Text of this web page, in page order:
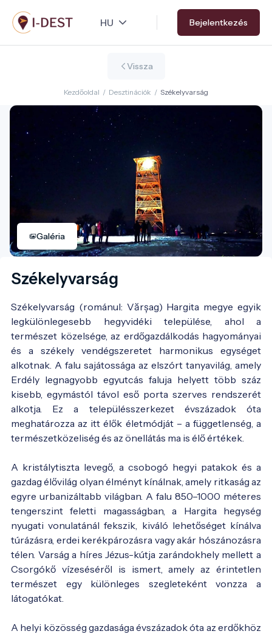
Ugrás
a
tartalomra
Bejelentkezés
Vissza
Kezdőoldal / Desztinációk / Székelyvarság
Galéria
Székelyvarság
Székelyvarság (románul: Vărșag) Hargita megye egyik
legkülönlegesebb hegyvidéki települése, ahol a
természet közelsége, az erdőgazdálkodás hagyományai
és a székely vendégszeretet harmonikus egységet
alkotnak. A falu sajátossága az elszórt tanyavilág, amely
Erdély legnagyobb egyutcás faluja helyett több száz
kisebb, egymástól távol eső porta szerves rendszerét
alkotja. Ez a településszerkezet évszázadok óta
meghatározza az itt élők életmódját – a függetlenség, a
természetközeliség és az önellátás ma is élő értékek.
A kristálytiszta levegő, a csobogó hegyi patakok és a
gazdag élővilág olyan élményt kínálnak, amely ritkaság az
egyre urbanizáltabb világban. A falu 850–1000 méteres
tengerszint feletti magasságban, a Hargita hegység
nyugati vonulatánál fekszik, kiváló lehetőséget kínálva
túrázásra, erdei kerékpározásra vagy akár hószánozásra
télen. Varság a híres Jézus-kútja zarándokhely mellett a
Csorgókő vízeséséről is ismert, amely az érintetlen
természet egy különleges szegleteként vonzza a
látogatókat.
A helyi közösség gazdasága évszázadok óta az erdőkhöz